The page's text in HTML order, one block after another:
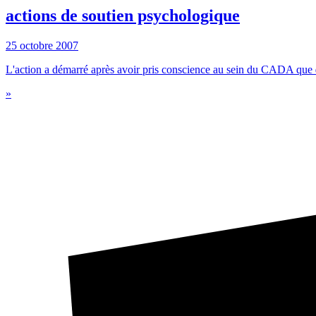
actions de soutien psychologique
25 octobre 2007
L'action a démarré après avoir pris conscience au sein du CADA que
»